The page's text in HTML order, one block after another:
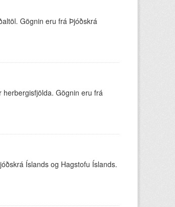
Gögnin eru frá Þjóðskrá
Gögnin eru frá
Íslands og Hagstofu Íslands.